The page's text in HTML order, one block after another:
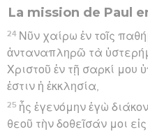
La mission de Paul
24 Νῦν χαίρω ἐν τοῖς
ἀνταναπληρῶ τὰ
Χριστοῦ ἐν τῇ σαρκί μου
ἐστιν ἡ ἐκκλησία,
25 ἧς ἐγενόμην ἐγὼ
θεοῦ τὴν δοθεῖσάν μοι